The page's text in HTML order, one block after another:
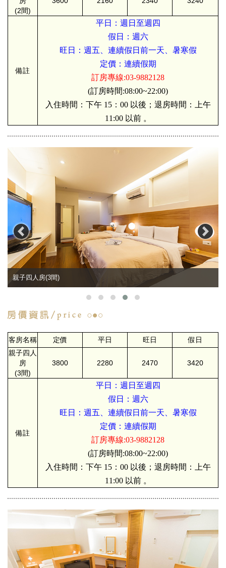
(2間)
備註
平日：週日至週四
假日：週六
旺日：週五、連續假日前一天、暑寒假
定價：連續假期
訂房專線:03-9882128
(訂房時間:08:00~22:00)
入住時間：下午 15：00 以後；退房時間：上午
11:00 以前 。
親子四人房(3間)
客房名稱 定價 平日 旺日
假日
親子四人
房
(3間)
3800 2280 2470 3420
備註
平日：週日至週四
假日：週六
旺日：週五、連續假日前一天、暑寒假
定價：連續假期
訂房專線:03-9882128
(訂房時間:08:00~22:00)
入住時間：下午 15：00 以後；退房時間：上午
11:00 以前 。